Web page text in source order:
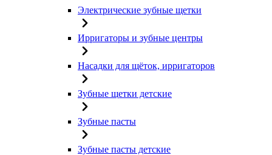
Электрические зубные щетки
Ирригаторы и зубные центры
Насадки для щёток, ирригаторов
Зубные щетки детские
Зубные пасты
Зубные пасты детские